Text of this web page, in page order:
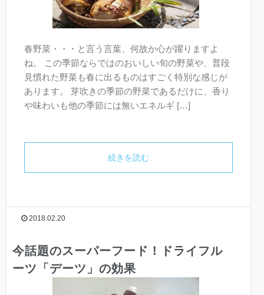
春野菜・・・と言う言葉、何故か心が躍りますよ
ね。 この季節ならではのおいしい旬の野菜や、普段
見慣れた野菜も春に出るものはすごく特別な感じが
あります。 芽吹きの季節の野菜であるだけに、香り
や味わいも他の季節には無いエネルギ […]
続きを読む
2018.02.20
今話題のスーパーフード！ドライフル
ーツ「デーツ」の効果